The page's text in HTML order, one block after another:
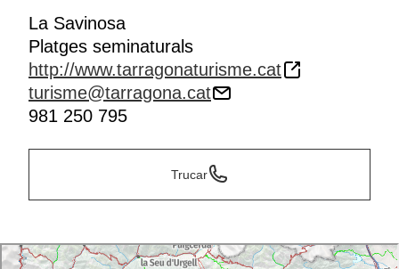
La Savinosa
Platges seminaturals
http://www.tarragonaturisme.cat
turisme@tarragona.cat
981 250 795
Trucar